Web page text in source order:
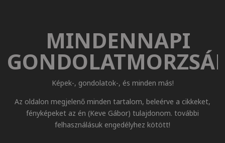
MINDENNAPI
Képek-, gondolatok-, és minden más!
Az oldalon megjelenő minden tartalom, beleérve a cikkeket,
fényképeket az én (Keve Gábor) tulajdonom. további
felhasználásuk engedélyhez kötött!